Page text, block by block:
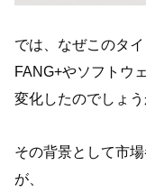
では、なぜこのタ
FANG+やソフトウ
変化したのでしょう
その背景として市
が、